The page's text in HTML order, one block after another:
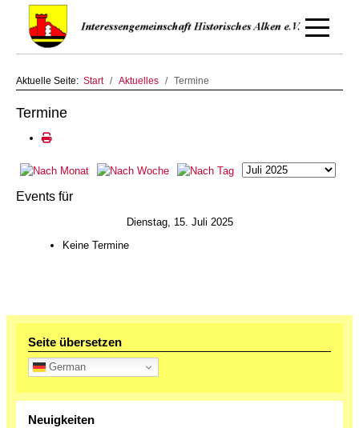
Off-
Aktuelle Seite: Start Aktuelles Termine
Termine
Events für
Dienstag, 15. Juli 2025
Keine Termine
Seite übersetzen
German
Neuigkeiten